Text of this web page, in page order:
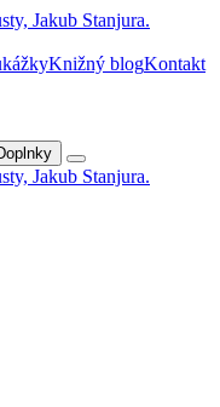
Knižný blogKontakt